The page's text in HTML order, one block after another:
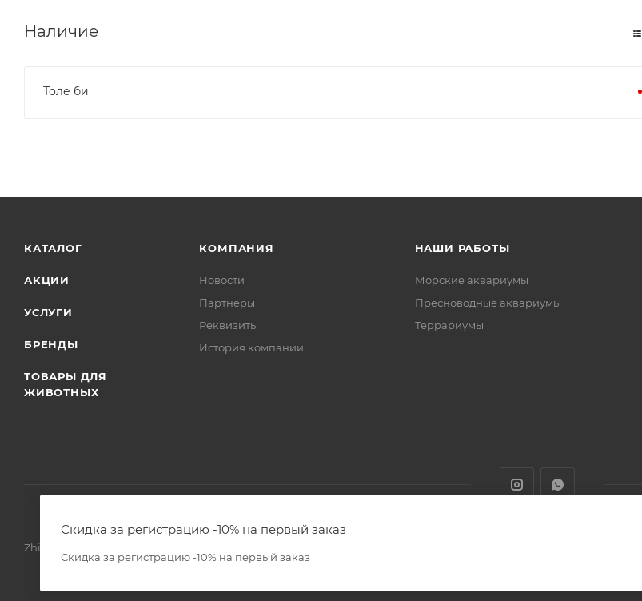
Наличие
Толе би
КАТАЛОГ
АКЦИИ
УСЛУГИ
БРЕНДЫ
ТОВАРЫ ДЛЯ
ЖИВОТНЫХ
КОМПАНИЯ
Новости
Партнеры
Реквизиты
История компании
НАШИ РАБОТЫ
Морские аквариумы
Пресноводные аквариумы
Террариумы
Zhivoimir.kz 2026 © – Интернет-зоомагазин для питомцев и животных с доставкой товаров по Алматы и Казахстану
Скидка за регистрацию -10% на первый заказ
Скидка за регистрацию -10% на первый заказ